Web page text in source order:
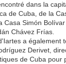
dans la
de Cuba, de la
Casa Simón
Chávez Frías.
a également
Derivet,
de Cuba pour